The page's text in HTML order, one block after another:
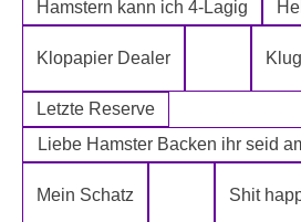
Hamstern kann ich 4-Lagig
Klopapier Dealer
Klopapier
Letzte Reserve
Liebe Hamster Backen ihr seid
Mein Schatz
Psssst
Shit